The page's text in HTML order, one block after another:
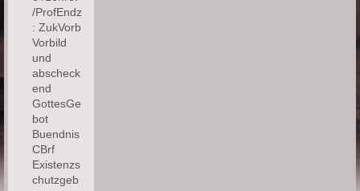
/ProfEndz
: ZukVorb
Vorbild
und
abscheck
end
GottesGe
bot
Buendnis
CBrf
Existenzs
chutzgeb